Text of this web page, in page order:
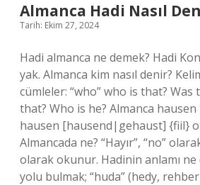
Almanca Hadi Nasıl
Tarih: Ekim 27, 2024
Hadi almanca ne demek? Hadi
yak. Almanca kim nasıl denir?
cümleler: “who” who is that? Was
that? Who is he? Almanca hausen
hausen [hausend|gehaust] {fiil}
Almancada ne? “Hayır”, “no”
olarak okunur. Hadinin anlamı ne
yolu bulmak; “huda” (hedy,